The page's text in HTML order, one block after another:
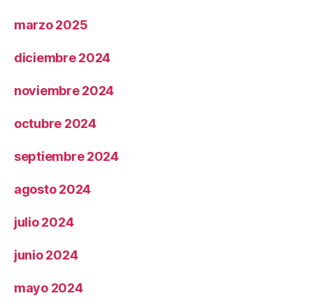
marzo 2025
diciembre 2024
noviembre 2024
octubre 2024
septiembre 2024
agosto 2024
julio 2024
junio 2024
mayo 2024